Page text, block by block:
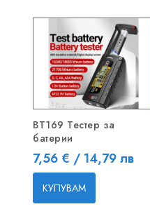
BT169 Тестер за
батерии
Цена
7,56 € / 14,79 лв
КУПУВАМ